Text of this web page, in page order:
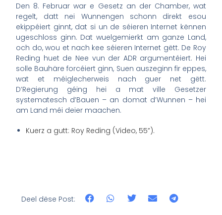
Den 8. Februar war e Gesetz an der Chamber, wat
regelt, datt nei Wunnengen schonn direkt esou
ekippéiert ginnt, dat si un de séieren Internet kënnen
ugeschloss ginn. Dat wuelgemierkt am ganze Land,
och do, wou et nach kee séieren Internet gëtt. De Roy
Reding huet de Nee vun der ADR argumentéiert. Hei
solle Bauhäre forcéiert ginn, Suen auszeginn fir eppes,
wat et méiglecherweis nach guer net gëtt.
D’Regierung géing hei a mat ville Gesetzer
systematesch d’Bauen – an domat d’Wunnen – hei
am Land méi deier maachen.
Kuerz a gutt: Roy Reding (Video, 55”).
Deel dëse Post: